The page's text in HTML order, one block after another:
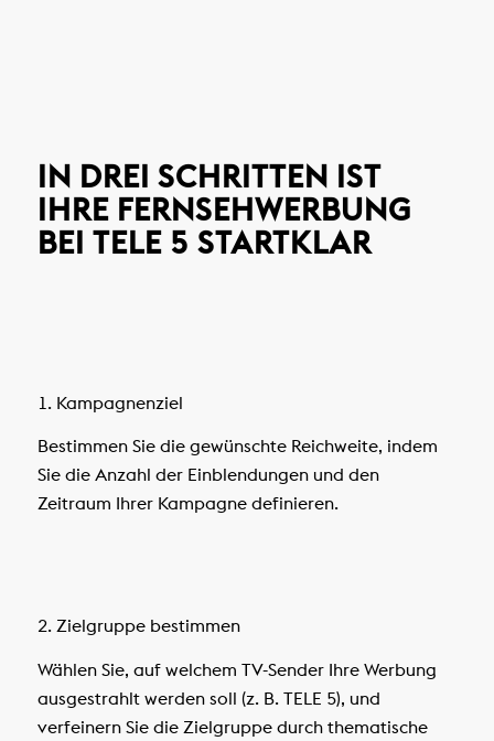
IN DREI SCHRITTEN IST
IHRE FERNSEHWERBUNG
BEI TELE 5 STARTKLAR
1. Kampagnenziel
Bestimmen Sie die gewünschte Reichweite, indem
Sie die Anzahl der Einblendungen und den
Zeitraum Ihrer Kampagne definieren.
2. Zielgruppe bestimmen
Wählen Sie, auf welchem TV-Sender Ihre Werbung
ausgestrahlt werden soll (z. B. TELE 5), und
verfeinern Sie die Zielgruppe durch thematische